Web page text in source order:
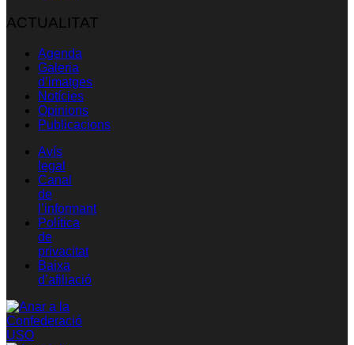
ACTUALITAT
Agenda
Galeria
d’imatges
Notícies
Opinions
Publicacions
Avís
legal
Canal
de
l’informant
Política
de
privacitat
Baixa
d’afiliació